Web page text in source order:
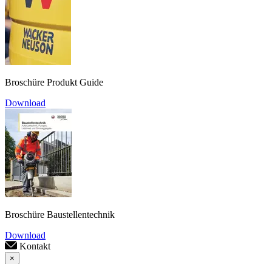
Broschüre Produkt Guide
Download
Broschüre Baustellentechnik
Download
Kontakt
×